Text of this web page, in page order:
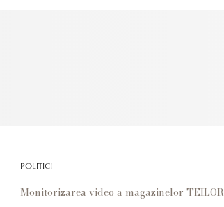
POLITICI
Monitorizarea video a magazinelor TEILOR